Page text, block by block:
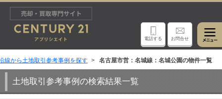
電話する お問合せ
線から土地取引参考事例を探す 名古屋市営：名城線：名城公園の物件一覧
土地取引参考事例の検索結果一覧